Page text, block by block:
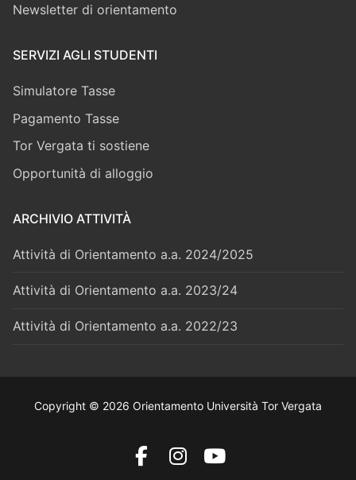
Newsletter di orientamento
SERVIZI AGLI STUDENTI
Simulatore Tasse
Pagamento Tasse
Tor Vergata ti sostiene
Opportunità di alloggio
ARCHIVIO ATTIVITÀ
Attività di Orientamento a.a. 2024/2025
Attività di Orientamento a.a. 2023/24
Attività di Orientamento a.a. 2022/23
Copyright © 2026 Orientamento Università Tor Vergata